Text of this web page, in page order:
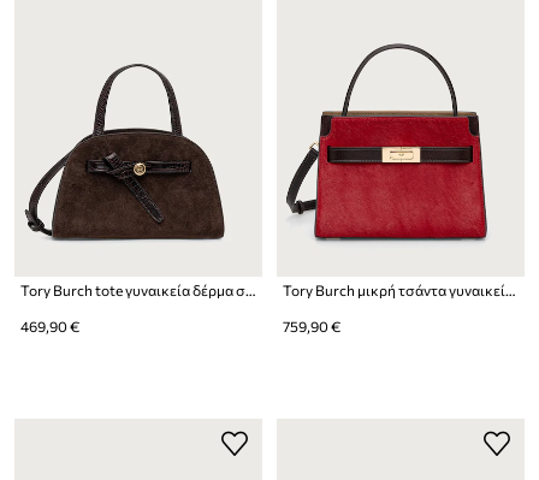
Tory Burch tote γυναικεία δέρμα σουέτ Romy Small Bauletto
469,90 €
Tory Burch μικρή τσάντα γυναικεία δερμάτινη Lee Radziwill
759,90 €